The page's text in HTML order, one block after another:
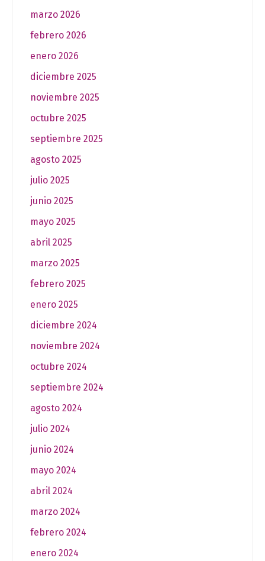
marzo 2026
febrero 2026
enero 2026
diciembre 2025
noviembre 2025
octubre 2025
septiembre 2025
agosto 2025
julio 2025
junio 2025
mayo 2025
abril 2025
marzo 2025
febrero 2025
enero 2025
diciembre 2024
noviembre 2024
octubre 2024
septiembre 2024
agosto 2024
julio 2024
junio 2024
mayo 2024
abril 2024
marzo 2024
febrero 2024
enero 2024